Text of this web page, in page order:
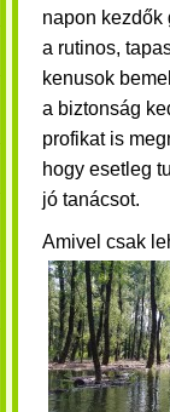
napon kezdők
a rutinos,
kenusok
a biztonság
profikat is
hogy esetleg
jó tanácsot.
Amivel csak